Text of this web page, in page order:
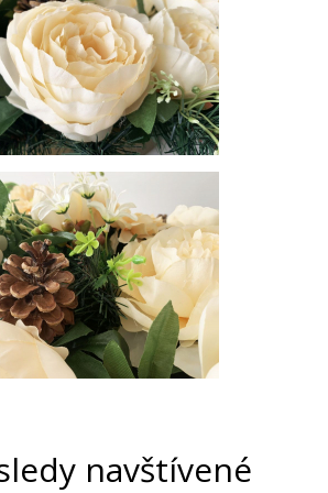
navštívené